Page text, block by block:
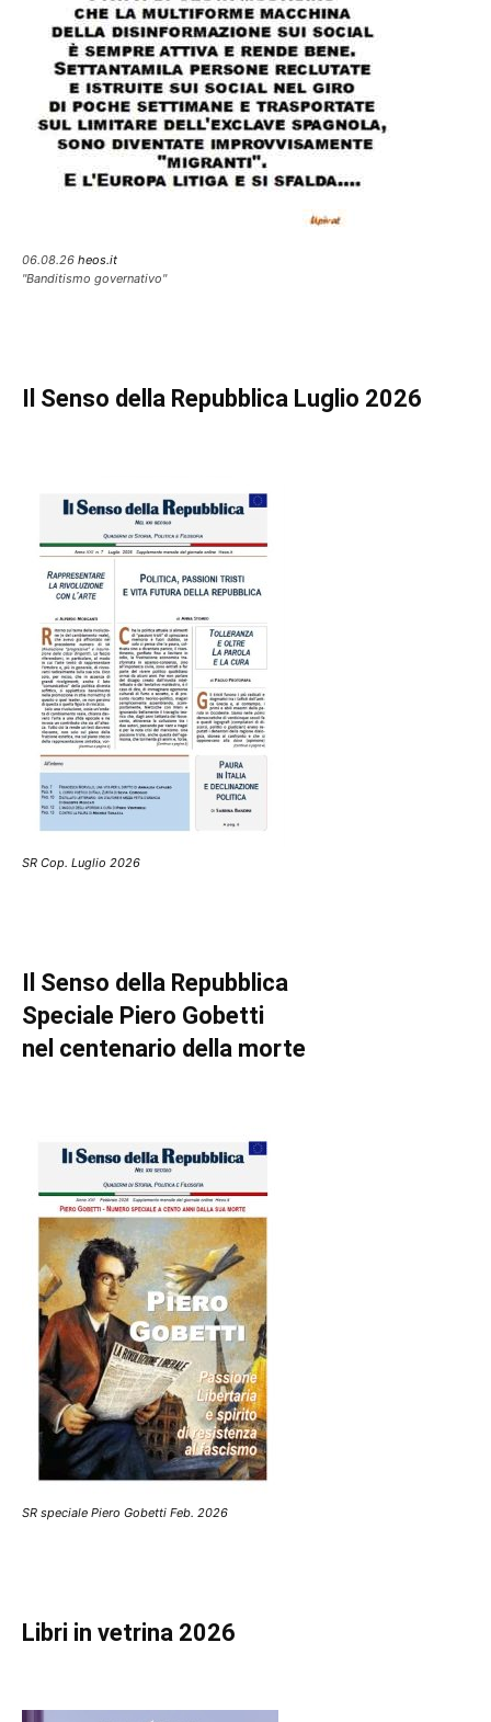
06.08.26 heos.it
"Banditismo governativo"
Il Senso della Repubblica Luglio 2026
SR Cop. Luglio 2026
Il Senso della Repubblica
Speciale Piero Gobetti
nel centenario della morte
SR speciale Piero Gobetti Feb. 2026
Libri in vetrina 2026